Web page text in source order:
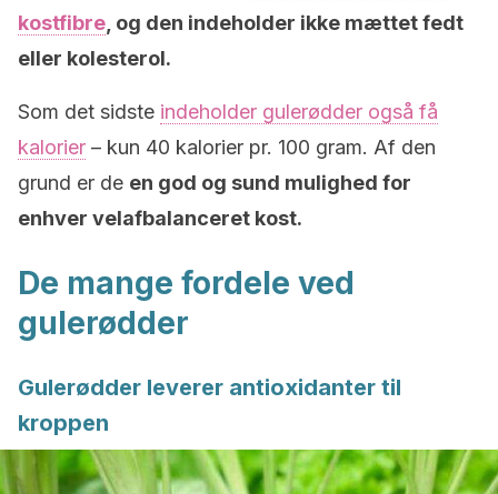
kostfibre , og den indeholder ikke mættet fedt
eller kolesterol.
Som det sidste indeholder gulerødder også få
kalorier – kun 40 kalorier pr. 100 gram. Af den
grund er de en god og sund mulighed for
enhver velafbalanceret kost.
De mange fordele ved
gulerødder
Gulerødder leverer antioxidanter til
kroppen